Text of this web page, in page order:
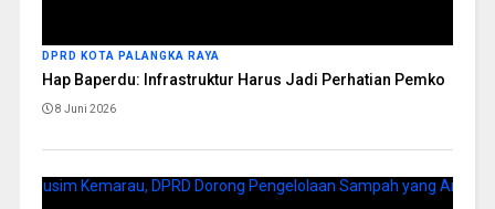
DPRD KOTA PALANGKA RAYA
Hap Baperdu: Infrastruktur Harus Jadi Perhatian Pemko
8 Juni 2026